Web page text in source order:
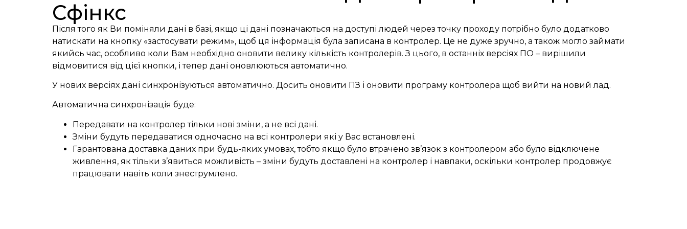
Сфінкс
Після того як Ви поміняли дані в базі, якщо ці дані позначаються на доступі людей через точку проходу потрібно було додатково
натискати на кнопку «застосувати режим», щоб ця інформація була записана в контролер. Це не дуже зручно, а також могло займати
якийсь час, особливо коли Вам необхідно оновити велику кількість контролерів. З цього, в останніх версіях ПО – вирішили
відмовитися від цієї кнопки, і тепер дані оновлюються автоматично.
У нових версіях дані синхронізуються автоматично. Досить оновити ПЗ і оновити програму контролера щоб вийти на новий лад.
Автоматична синхронізація буде:
Передавати на контролер тільки нові зміни, а не всі дані.
Зміни будуть передаватися одночасно на всі контролери які у Вас встановлені.
Гарантована доставка даних при будь-яких умовах, тобто якщо було втрачено зв’язок з контролером або було відключене
живлення, як тільки з’явиться можливість – зміни будуть доставлені на контролер і навпаки, оскільки контролер продовжує
працювати навіть коли знеструмлено.